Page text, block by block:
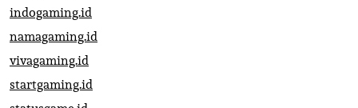
indogaming.id
namagaming.id
vivagaming.id
startgaming.id